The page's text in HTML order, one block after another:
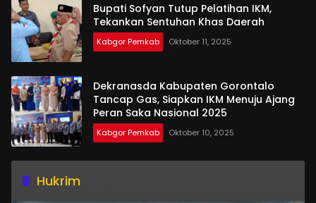
Bupati Sofyan Tutup Pelatihan IKM,
Tekankan Sentuhan Khas Daerah
Kabgor Pemkab Oktober 11, 2025
Dekranasda Kabupaten Gorontalo
Tancap Gas, Siapkan IKM Menuju Ajang
Peran Saka Nasional 2025
Kabgor Pemkab Oktober 10, 2025
Hukrim